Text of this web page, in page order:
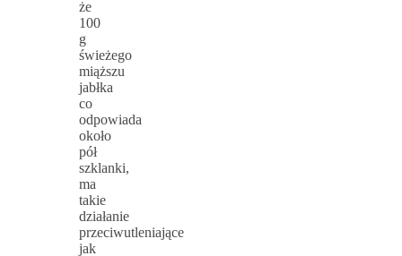
że
100
g
świeżego
miąższu
jabłka
co
odpowiada
około
pół
szklanki,
ma
takie
działanie
przeciwutleniające
jak